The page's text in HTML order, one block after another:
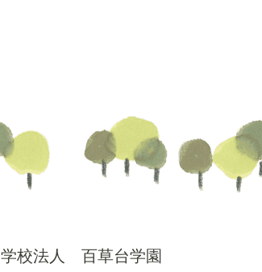
学校法人 百草台学園